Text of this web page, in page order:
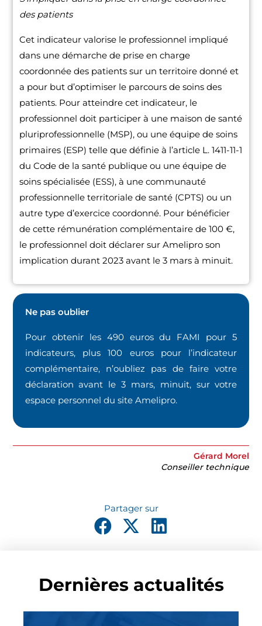
des patients
Cet indicateur valorise le professionnel impliqué
dans une démarche de prise en charge
coordonnée des patients sur un territoire donné et
a pour but d’optimiser le parcours de soins des
patients. Pour atteindre cet indicateur, le
professionnel doit participer à une maison de santé
pluriprofessionnelle (MSP), ou une équipe de soins
primaires (ESP) telle que définie à l’article L. 1411-11-1
du Code de la santé publique ou une équipe de
soins spécialisée (ESS), à une communauté
professionnelle territoriale de santé (CPTS) ou un
autre type d’exercice coordonné. Pour bénéficier
de cette rémunération complémentaire de 100 €,
le professionnel doit déclarer sur Amelipro son
implication durant 2023 avant le 3 mars à minuit.
Ne pas oublier
Pour obtenir les 490 euros du FAMI pour 5
indicateurs, plus 100 euros pour l’indicateur
complémentaire, n’oubliez pas de faire votre
déclaration avant le 3 mars, minuit, sur votre
espace personnel du site Amelipro.
Gérard Morel
Conseiller technique
Dernières actualités